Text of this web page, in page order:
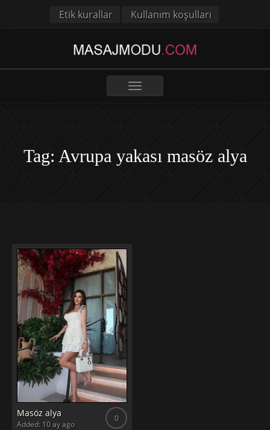
Etik kurallar Kullanım koşulları
Toggle
navigation
Tag: Avrupa yakası masöz alya
Masöz alya 0
Added: 10 ay ago